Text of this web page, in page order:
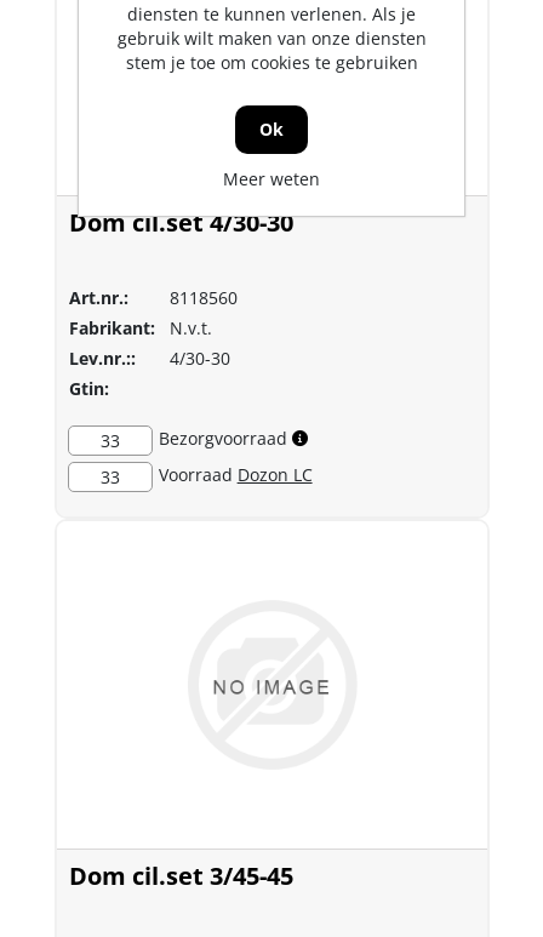
Dom cil.set 4/30-30
Art.nr.:
8118560
Fabrikant:
N.v.t.
Lev.nr.::
4/30-30
Gtin:
33
Bezorgvoorraad
33
Voorraad Dozon LC
Dom cil.set 3/45-45
diensten te kunnen verlenen. Als je
gebruik wilt maken van onze diensten
stem je toe om cookies te gebruiken
Ok
Meer weten